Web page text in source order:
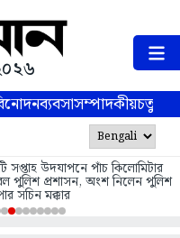
ব্যবসাসম্পাদকীয়
সপ্তাহ উদযাপনে পাঁচ কিলোমিটার
পুলিশ প্রশাসন, অংশ নিলেন পুলিশ
সচিন মক্কার